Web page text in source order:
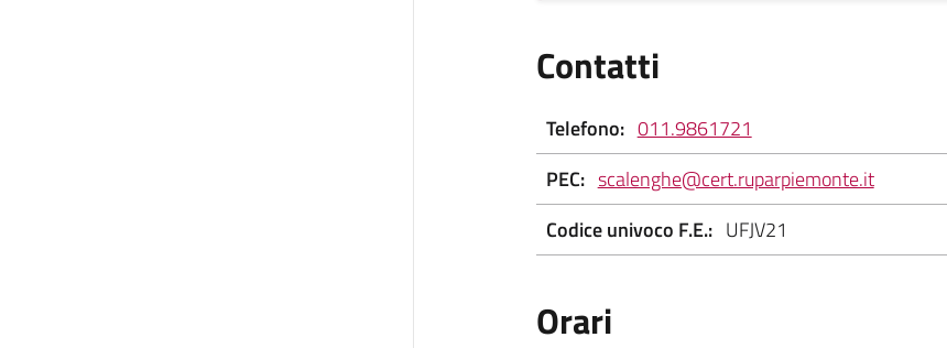
Contatti
Telefono: 011.9861721
PEC: scalenghe@cert.ruparpiemonte.it
Codice univoco F.E.:UFJV21
Orari